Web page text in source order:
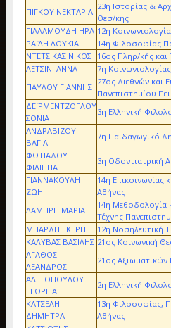
ΠΙΓΚΟΥ ΝΕΚΤΑΡΙΑ
23η Ιστορίας &
Θεσ/κης
ΓΙΑΛΑΜΟΥΔΗ ΗΡΑ 12η
ΡΑΪΛΗ ΛΟΥΚΙΑ
14η Φιλοσοφίας
ΝΤΕΤΣΙΚΑΣ ΝΙΚΟΣ
16ος Πληρ/κής
ΛΕΤΣΙΝΙ ΑΝΝΑ
7η
ΠΑΥΛΟΥ ΓΙΑΝΝΗΣ
27ος Διεθνών και
Πανεπιστημίου
ΔΕΪΡΜΕΝΤΖΟΓΛΟΥ
ΣΟΝΙΑ
3η Ελληνική
ΑΝΔΡΑΒΙΖΟΥ
ΒΑΓΙΑ
7η Παιδαγωγικό
ΦΩΤΙΑΔΟΥ
ΦΙΛΙΠΠΑ
3η Οδοντιατρική
ΓΙΑΝΝΑΚΟΥΛΗ
ΖΩΗ
14η Επικοινωνίας
Αθήνας
ΛΑΜΠΡΗ ΜΑΡΙΑ
14η Μεθοδολογία
Τέχνης
ΜΠΑΡΔΗ ΓΚΕΡΗ
12η Νοσηλευτική
ΚΑΛΥΒΑΣ ΒΑΣΙΛΗΣ 21ος Κοινωνική
ΑΓΑΘΟΣ
ΛΕΑΝΔΡΟΣ
21ος Αξιωματικών
ΑΛΕΞΟΠΟΥΛΟΥ
ΓΕΩΡΓΙΑ
2η Ελληνική
ΚΑΤΣΕΛΗ
ΔΗΜΗΤΡΑ
13η Φιλοσοφίας,
Αθήνας